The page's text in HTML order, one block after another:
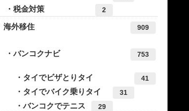
税金対策 2
海外移住 909
バンコクナビ 753
タイでビザとりタイ 41
タイでバイク乗りタイ 31
バンコクでテニス 29